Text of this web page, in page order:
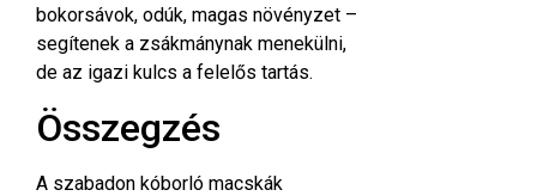
bokorsávok, odúk, magas növényzet –
segítenek a zsákmánynak menekülni,
de az igazi kulcs a felelős tartás.
Összegzés
A szabadon kóborló macskák